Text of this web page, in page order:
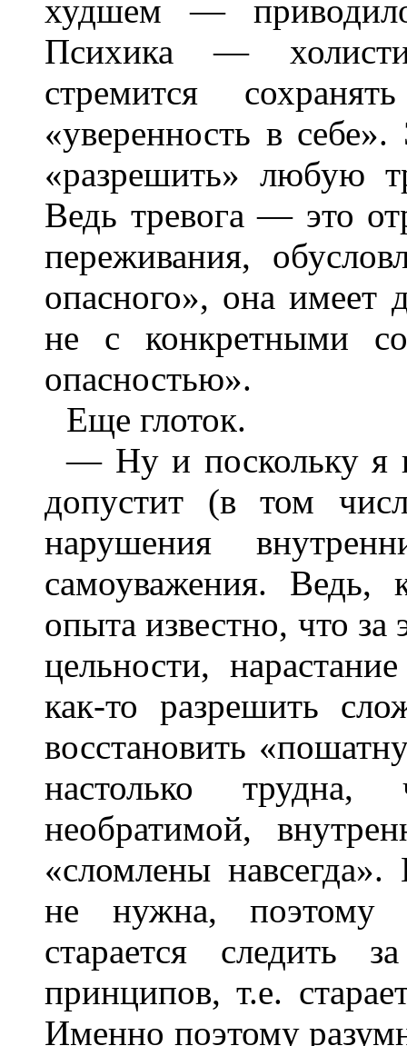
худшем —
Психика —
стремится
«уверенность в
«разрешить» любую
Ведь тревога — это
переживания,
опасного», она имеет
не с конкретными
опасностью».
Еще глоток.
— Ну и поскольку я
допустит (в том
нарушения
самоуважения.
опыта известно, что
цельности,
как-то разрешить
восстановить
настолько
необратимой,
«сломлены
не нужна, поэтому
старается следить
принципов, т.е.
Именно поэтому